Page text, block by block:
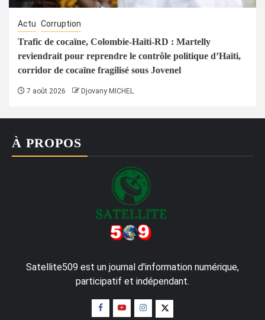
Actu Corruption
Trafic de cocaïne, Colombie-Haïti-RD : Martelly
reviendrait pour reprendre le contrôle politique d’Haïti,
corridor de cocaïne fragilisé sous Jovenel
7 août 2026 Djovany MICHEL
À PROPOS
Satellite509 est un journal d'information numérique,
participatif et indépendant.